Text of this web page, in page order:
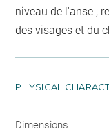
niveau de l'anse ;
des visages et du
PHYSICAL
Dimensions